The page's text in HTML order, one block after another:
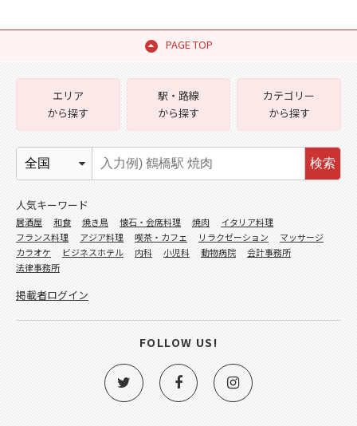
PAGE TOP
エリア
から探す
駅・路線
から探す
カテゴリー
から探す
検索
人気キーワード
居酒屋 和食 焼き鳥 懐石・会席料理 焼肉
イタリア料理
フランス料理
アジア料理 喫茶・カフェ リラクゼーション
マッサージ
カラオケ
ビジネスホテル 内科 小児科 動物病院
会計事務所
法律事務所
掲載者ログイン
FOLLOW US!